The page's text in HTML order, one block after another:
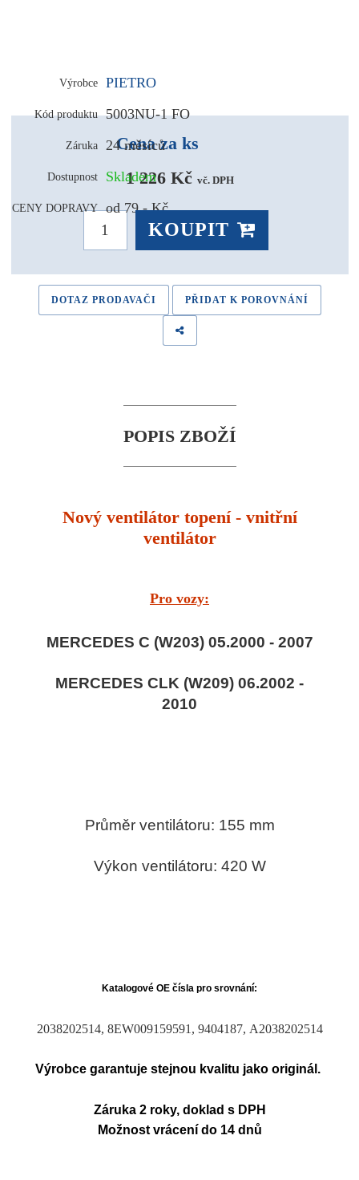
Výrobce PIETRO
Kód produktu 5003NU-1 FO
Záruka 24 měsíců
Dostupnost Skladem
CENY DOPRAVY od 79,- Kč
Cena za ks
1 226 Kč vč. DPH
KOUPIT
DOTAZ PRODAVAČI PŘIDAT K POROVNÁNÍ
POPIS ZBOŽÍ
Nový ventilátor topení - vnitřní
ventilátor
Pro vozy:
MERCEDES C (W203) 05.2000 - 2007
MERCEDES CLK (W209) 06.2002 -
2010
Průměr ventilátoru: 155 mm
Výkon ventilátoru: 420 W
Katalogové OE čísla pro srovnání:
2038202514, 8EW009159591, 9404187, A2038202514
Výrobce garantuje stejnou kvalitu jako originál.
Záruka 2 roky, doklad s DPH
Možnost vrácení do 14 dnů